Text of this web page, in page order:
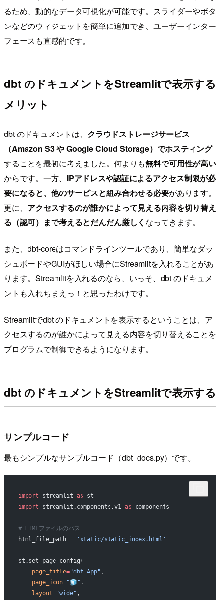
るため、動的なデータ可視化が可能です。スライダーやボタ
ンなどのウィジェットを簡単に追加でき、ユーザーインター
フェースも直感的です。
dbt のドキュメントをStreamlitで表示する
メリット
dbt のドキュメントは、 クラウドストレージサービス
（Amazon S3 や Google Cloud Storage）でホスティング
することを最初に考えました。何よりも無料で可用性が高い
からです。一方、 IPアドレスや認証によるアクセス制限が必
要になると、他のサービスと組み合わせる必要があります。
更に、 アクセスするのが誰かによって見える内容を切り替え
る（認可）まで考えるとだんだん厳しく なってきます。
また、dbt-coreはコマンドラインツールであり、簡単なダッ
シュボードやGUIがほしい場合にStreamlitを入れることがあ
ります。Streamlitを入れるのなら、いっそ、dbt のドキュメ
ントも入れちまえっ！と思ったわけです。
Streamlitでdbt のドキュメントを表示するということは、ア
クセスするのが誰かによって見える内容を切り替えることを
プログラムで制御できるようになります。
dbt のドキュメントをStreamlitで表示する
サンプルコード
最もシンプルなサンプルコード（dbt_docs.py）です。
import streamlit as st
import streamlit.components.v1 as components
# HTMLファイルのパス
html_file_path = 'static/static_index.html'
st.set_page_config(
    page_title
="dbt App" ,
    page_icon
="🧊" ,
    layout
="wide" ,